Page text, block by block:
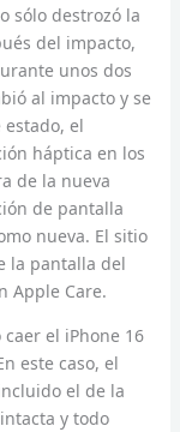
sólo destrozó la
del impacto,
unos dos
al impacto y se
el
háptica en los
de la nueva
de pantalla
nueva. El sitio
la pantalla del
Apple Care.
el iPhone 16
este caso, el
el de la
y todo